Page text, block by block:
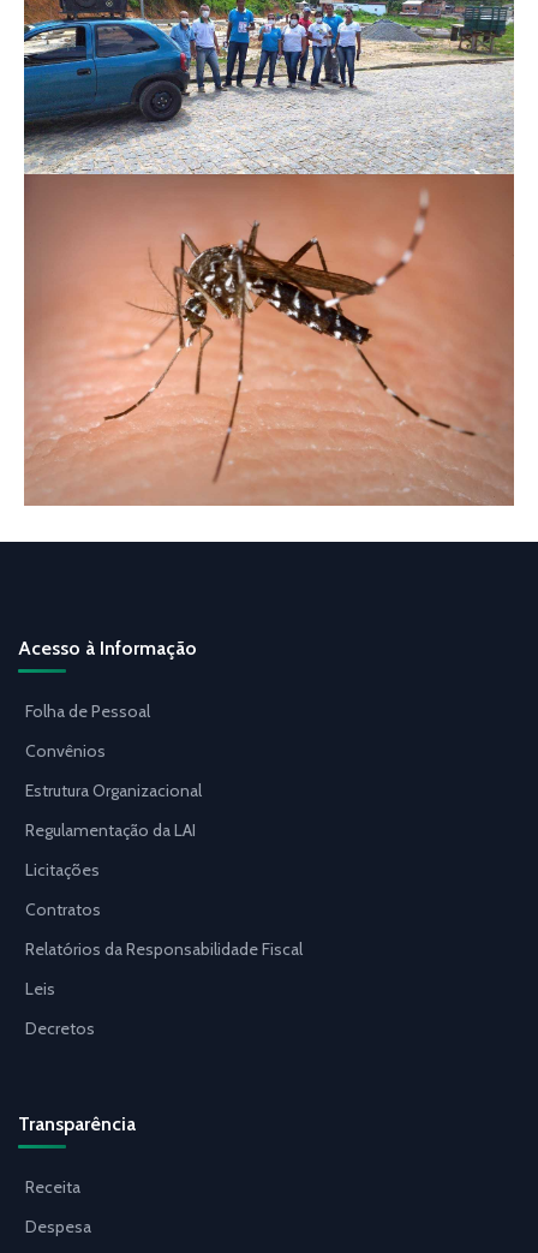
Acesso à Informação
Folha de Pessoal
Convênios
Estrutura Organizacional
Regulamentação da LAI
Licitações
Contratos
Relatórios da Responsabilidade Fiscal
Leis
Decretos
Transparência
Receita
Despesa